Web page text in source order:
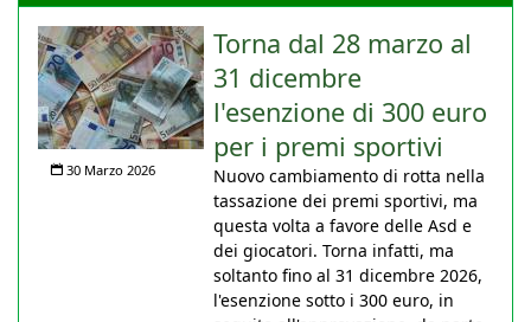
30 Marzo 2026
Torna dal 28 marzo al
31 dicembre
l'esenzione di 300 euro
per i premi sportivi
Nuovo cambiamento di rotta nella
tassazione dei premi sportivi, ma
questa volta a favore delle Asd e
dei giocatori. Torna infatti, ma
soltanto fino al 31 dicembre 2026,
l'esenzione sotto i 300 euro, in